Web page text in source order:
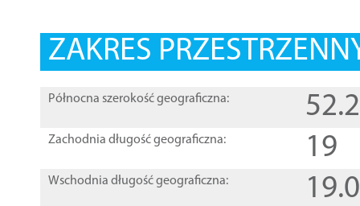
ZAKRES
Północna szerokość geograficzna:
Zachodnia długość geograficzna: 19
Wschodnia długość geograficzna: